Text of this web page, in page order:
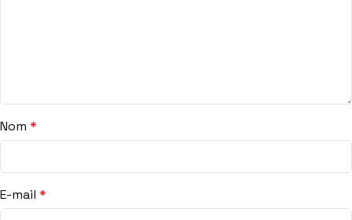
Nom *
E-mail *